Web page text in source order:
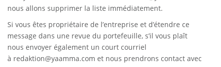
nous allons supprimer la liste immédiatement.
Si vous êtes propriétaire de l’entreprise et d’étendre ce
message dans une revue du portefeuille, s’il vous plaît
nous envoyer également un court courriel
à redaktion@yaamma.com et nous prendrons contact avec